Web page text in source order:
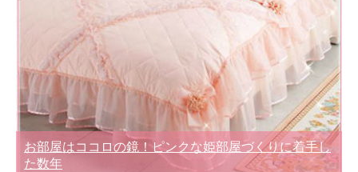
お部屋はココロの鏡！ピンクな姫部屋づくりに着手し
た数年